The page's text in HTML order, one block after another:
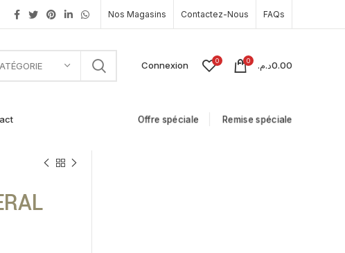
Nos Magasins Contactez-Nous FAQs
Connexion 0 0 0.00د.م.
Offre spéciale Remise spéciale